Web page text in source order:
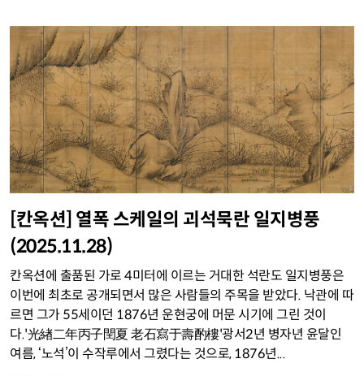
[칸옥션] 열폭 스케일의 괴석묵란 일지병풍
(2025.11.28)
칸옥션에 출품된 가로 4미터에 이르는 거대한 석란도 일지병풍은
이번에 최초로 공개되면서 많은 사람들의 주목을 받았다. 낙관에 따
르면 그가 55세이던 1876년 운현궁에 머문 시기에 그린 것이
다.'光緖二年丙子閏夏 老石寫于壽酌樓'광서2년 병자년 윤달인
여름, ‘노석’이 수작루에서 그렸다는 것으로, 1876년...